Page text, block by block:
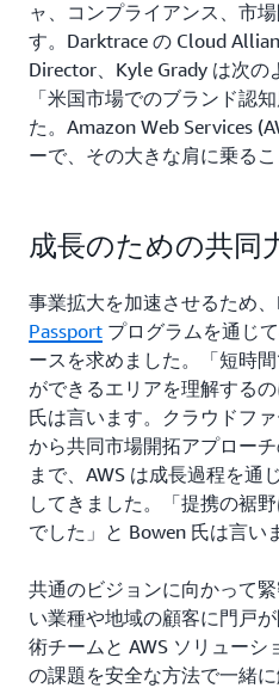
ャ、コンプライアンス、市
す。Darktrace の Cloud
Director、Kyle Grady は次の
「米国市場でのブランド認
た。Amazon Web Services
ーで、その大きな肩に乗るこ
成長のための共同
事業拡大を加速させるため
Passport プログラムを通じ
ースを求めました。「短時
ができるエリアを理解する
氏は言います。クラウドフ
から共同市場開拓アプロー
まで、AWS は成長過程を通
してきました。「提携の裾
でした」と Bowen 氏は言い
共通のビジョンに向かって
い業種や地域の顧客に門戸
術チームと AWS ソリュー
の課題を安全な方法で一緒